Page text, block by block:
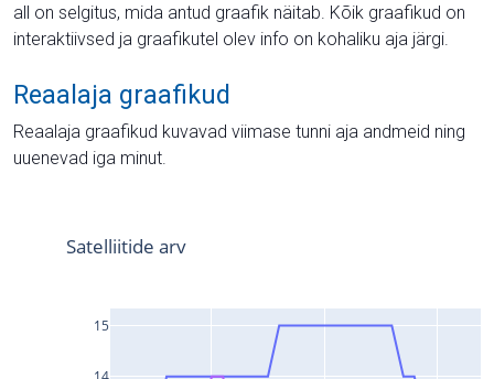
all on selgitus, mida antud graafik näitab. Kõik graafikud on
interaktiivsed ja graafikutel olev info on kohaliku aja järgi.
Reaalaja graafikud
Reaalaja graafikud kuvavad viimase tunni aja andmeid ning
uuenevad iga minut.